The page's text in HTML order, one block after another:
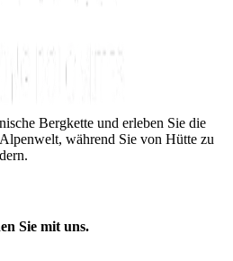
Bergkette und erleben Sie die
während Sie von Hütte zu
Sie mit uns.